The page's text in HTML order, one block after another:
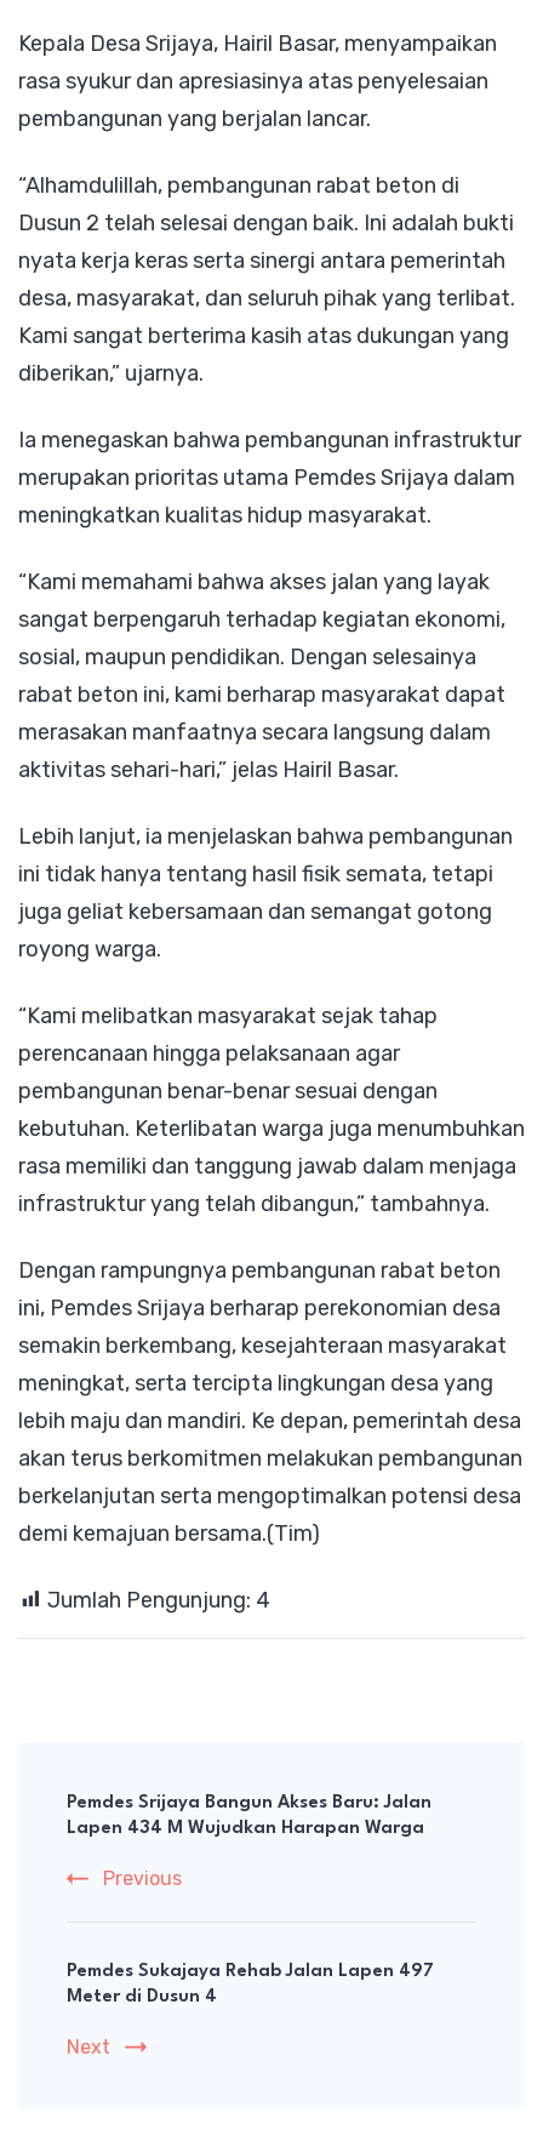
Kepala Desa Srijaya, Hairil Basar, menyampaikan
rasa syukur dan apresiasinya atas penyelesaian
pembangunan yang berjalan lancar.
“Alhamdulillah, pembangunan rabat beton di
Dusun 2 telah selesai dengan baik. Ini adalah bukti
nyata kerja keras serta sinergi antara pemerintah
desa, masyarakat, dan seluruh pihak yang terlibat.
Kami sangat berterima kasih atas dukungan yang
diberikan,” ujarnya.
Ia menegaskan bahwa pembangunan infrastruktur
merupakan prioritas utama Pemdes Srijaya dalam
meningkatkan kualitas hidup masyarakat.
“Kami memahami bahwa akses jalan yang layak
sangat berpengaruh terhadap kegiatan ekonomi,
sosial, maupun pendidikan. Dengan selesainya
rabat beton ini, kami berharap masyarakat dapat
merasakan manfaatnya secara langsung dalam
aktivitas sehari-hari,” jelas Hairil Basar.
Lebih lanjut, ia menjelaskan bahwa pembangunan
ini tidak hanya tentang hasil fisik semata, tetapi
juga geliat kebersamaan dan semangat gotong
royong warga.
“Kami melibatkan masyarakat sejak tahap
perencanaan hingga pelaksanaan agar
pembangunan benar-benar sesuai dengan
kebutuhan. Keterlibatan warga juga menumbuhkan
rasa memiliki dan tanggung jawab dalam menjaga
infrastruktur yang telah dibangun,” tambahnya.
Dengan rampungnya pembangunan rabat beton
ini, Pemdes Srijaya berharap perekonomian desa
semakin berkembang, kesejahteraan masyarakat
meningkat, serta tercipta lingkungan desa yang
lebih maju dan mandiri. Ke depan, pemerintah desa
akan terus berkomitmen melakukan pembangunan
berkelanjutan serta mengoptimalkan potensi desa
demi kemajuan bersama.(Tim)
Jumlah Pengunjung: 4
Navigation
Pemdes Srijaya Bangun Akses Baru: Jalan
Lapen 434 M Wujudkan Harapan Warga
Previous
Pemdes Sukajaya Rehab Jalan Lapen 497
Meter di Dusun 4
Next